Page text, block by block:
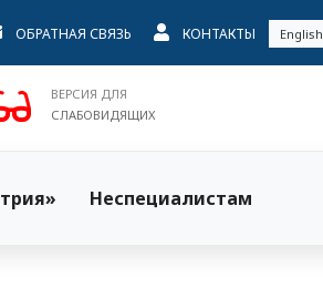
ОБРАТНАЯ СВЯЗЬ КОНТАКТЫ
ВЕРСИЯ ДЛЯ
СЛАБОВИДЯЩИХ
Неспециалистам